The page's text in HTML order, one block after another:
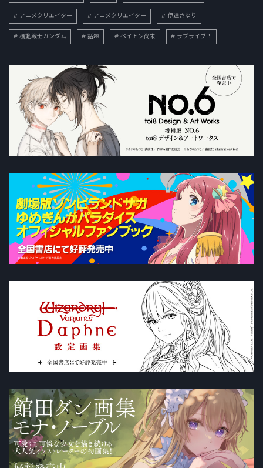
アニメクリエイター アニメクリエイター 伊達さゆり
機動戦士ガンダム 話題 ペイトン尚未 ラブライブ！